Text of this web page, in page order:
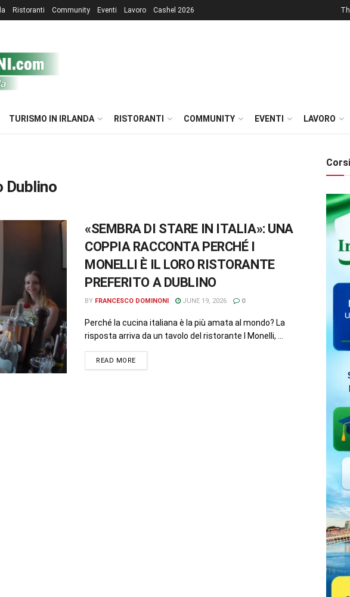
Ristoranti Community Eventi Lavoro Cashel 2026
TURISMO IN IRLANDA RISTORANTI COMMUNITY EVENTI LAVORO
Dublino
«SEMBRA DI STARE IN ITALIA»: UNA
COPPIA RACCONTA PERCHÉ I
MONELLI È IL LORO RISTORANTE
PREFERITO A DUBLINO
BY FRANCESCO DOMINONI JUNE 19, 2026 0
Perché la cucina italiana è la più amata al mondo? La
risposta arriva da un tavolo del ristorante I Monelli, ...
READ MORE